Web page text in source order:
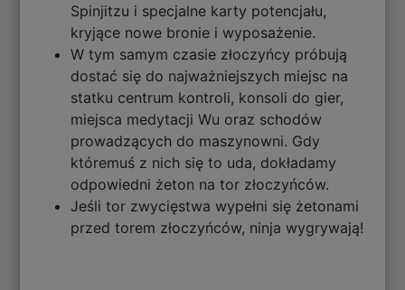
Spinjitzu i specjalne karty potencjału,
kryjące nowe bronie i wyposażenie.
W tym samym czasie złoczyńcy próbują
dostać się do najważniejszych miejsc na
statku centrum kontroli, konsoli do gier,
miejsca medytacji Wu oraz schodów
prowadzących do maszynowni. Gdy
któremuś z nich się to uda, dokładamy
odpowiedni żeton na tor złoczyńców.
Jeśli tor zwycięstwa wypełni się żetonami
przed torem złoczyńców, ninja wygrywają!